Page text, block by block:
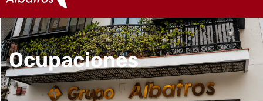
Ocupaciones